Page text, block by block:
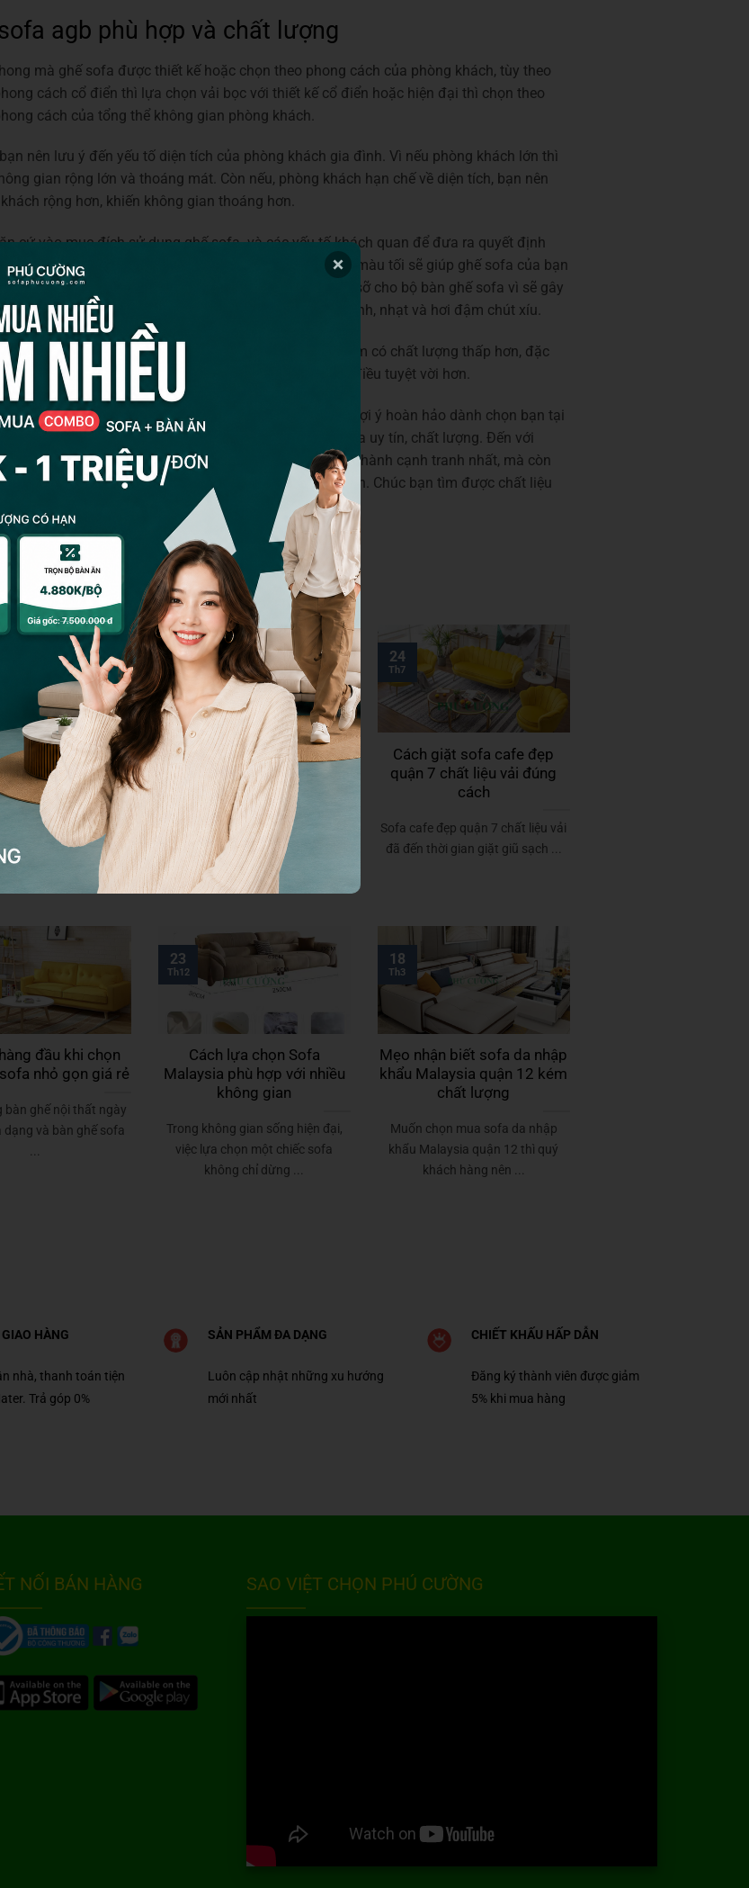
agb phù hợp và chất lượng
mà ghế sofa được thiết kế hoặc chọn theo phong cách của phòng khách, tùy theo
cách cổ điển thì lựa chọn vải bọc với thiết kế cổ điển hoặc hiện đại thì chọn theo
cách của tổng thể không gian phòng khách.
nên lưu ý đến yếu tố diện tích của phòng khách gia đình. Vì nếu phòng khách lớn thì
gian rộng lớn và thoáng mát. Còn nếu, phòng khách hạn chế về diện tích, bạn nên
rộng hơn, khiến không gian thoáng hơn.
cứ vào mục đích sử dụng ghế sofa và các yếu tố khách quan để đưa ra quyết định
trẻ nhỏ thì nên chọn vải sofa agb có gam màu tối, vì màu tối sẽ giúp ghế sofa của bạn
có một lưu ý nhỏ là không nên chọn màu sắc quá sặc sỡ cho bộ bàn ghế sofa vì sẽ gây
hợp và tuyệt vời mà bạn nên chọn là màu sắc trung tính, nhạt và hơi đậm chút xíu.
những ưu điểm vượt trội hơn so với những sản phẩm có chất lượng thấp hơn, đặc
agb chất lượng cao để có thể trải nghiệm được những điều tuyệt vời hơn.
cấp vải sofa agb uy tín, và
là gợi ý hoàn hảo dành chọn bạn tại
các sản phẩm sofa và các sản phẩm liên quan đến sofa uy tín, chất lượng. Đến với
được cung cấp sản phẩm chất lượng cao nhất với giá thành cạnh tranh nhất, mà còn
chuyên nghiệp và chế độ chăm sóc, bảo hành hậu hĩnh. Chúc bạn tìm được chất liệu
da Malaysia có
sofa nội địa hay
không?
xét về giá sofa da
và chất lượng, thường
Lý do nên chọn sofa chung
cư nhỏ quận 7 chất liệu
nhung
Sản phẩm sofa chung cư nhỏ
quận 7 chất liệu nhung đã và đang
thu ...
02
Th7
Cách giặt sofa cafe đẹp
quận 7 chất liệu vải đúng
cách
Sofa cafe đẹp quận 7 chất liệu vải
đã đến thời gian giặt giũ sạch ...
24
Th7
đầu khi chọn
nhỏ gọn giá rẻ
bàn ghế nội thất ngày
dạng và bàn ghế sofa
...
Cách lựa chọn Sofa
Malaysia phù hợp với nhiều
không gian
Trong không gian sống hiện đại,
việc lựa chọn một chiếc sofa
không chỉ dừng ...
23
Th12
Mẹo nhận biết sofa da nhập
khẩu Malaysia quận 12 kém
chất lượng
Muốn chọn mua sofa da nhập
khẩu Malaysia quận 12 thì quý
khách hàng nên ...
18
Th3
HÀNG
nhà, thanh toán tiện
Trả góp 0%
SẢN PHẨM ĐA DẠNG
Luôn cập nhật những xu hướng
mới nhất
CHIẾT KHẤU HẤP DẪN
Đăng ký thành viên được giảm
5% khi mua hàng
NỐI BÁN HÀNG SAO VIỆT CHỌN PHÚ CƯỜNG